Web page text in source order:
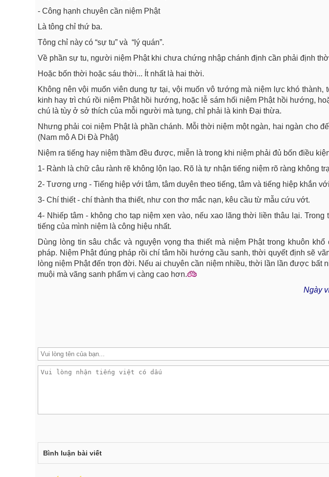
- Công hạnh chuyên cần niệm Phật
Là tông chỉ thứ ba.
Tông chỉ này có “sự tu” và “lý quán”.
Về phần sự tu, người niệm Phật khi chưa chứng nhập chánh định cần phải định
Hoặc bốn thời hoặc sáu thời... Ít nhất là hai thời.
Không nên vội muốn viên dung tự tại, vội muốn vô tướng mà niệm lực khó thành,
kinh hay trì chú rồi niệm Phật hồi hướng, hoặc lễ sám hối niệm Phật hồi hướng,
chú là tùy ở sở thích của mỗi người mà tụng, chỉ phải là kinh Đại thừa.
Nhưng phải coi niệm Phật là phần chánh. Mỗi thời niệm một ngàn, hai ngàn cho
(Nam mô A Di Đà Phật)
Niệm ra tiếng hay niệm thầm đều được, miễn là trong khi niệm phải đủ bốn điều
1- Rành là chữ câu rành rẽ không lộn lạo. Rõ là tự nhận tiếng niệm rõ ràng không
2- Tương ưng - Tiếng hiệp với tâm, tâm duyên theo tiếng, tâm và tiếng hiệp khắn
3- Chí thiết - chí thành tha thiết, như con thơ mắc nạn, kêu cầu từ mẫu cứu vớt.
4- Nhiếp tâm - không cho tạp niệm xen vào, nếu xao lãng thời liền thâu lại.
tiếng của mình niệm là công hiệu nhất.
Dùng lòng tin sâu chắc và nguyện vọng tha thiết mà niệm Phật trong khuôn
pháp. Niệm Phật đúng pháp rồi chí tâm hồi hướng cầu sanh, thời quyết định sẽ
lòng niệm Phật đến trọn đời. Nếu ai chuyên cần niệm nhiều, thời lần lần được bất
muội mà vãng sanh phẩm vị càng cao hơn.
Ngày
Bình luận bài viết